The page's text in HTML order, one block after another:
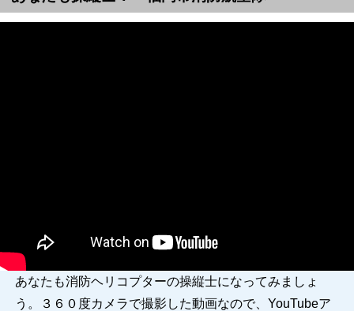
あなたも消防ヘリコプターの操縦士になってみましょ
う。３６０度カメラで撮影した動画なので、YouTubeア